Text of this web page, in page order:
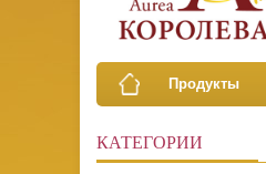
Продукты
КАТЕГОРИИ